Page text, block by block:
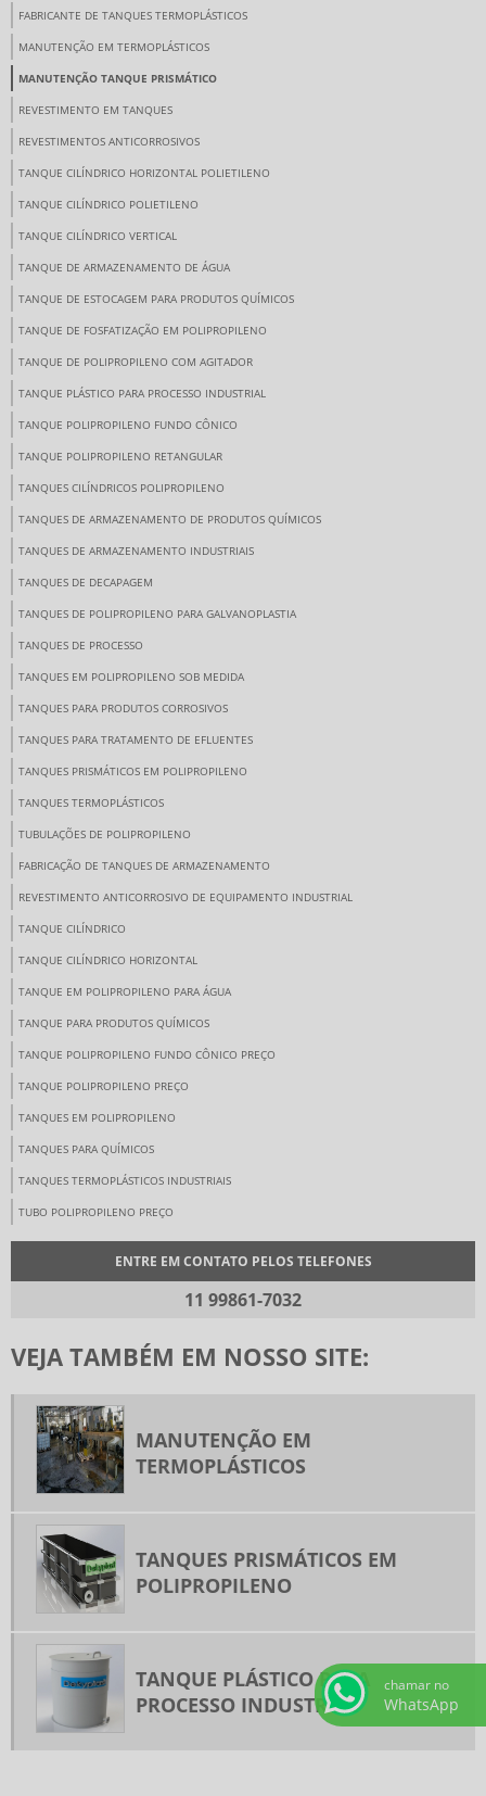
FABRICANTE DE TANQUES TERMOPLÁSTICOS
MANUTENÇÃO EM TERMOPLÁSTICOS
MANUTENÇÃO TANQUE PRISMÁTICO
REVESTIMENTO EM TANQUES
REVESTIMENTOS ANTICORROSIVOS
TANQUE CILÍNDRICO HORIZONTAL POLIETILENO
TANQUE CILÍNDRICO POLIETILENO
TANQUE CILÍNDRICO VERTICAL
TANQUE DE ARMAZENAMENTO DE ÁGUA
TANQUE DE ESTOCAGEM PARA PRODUTOS QUÍMICOS
TANQUE DE FOSFATIZAÇÃO EM POLIPROPILENO
TANQUE DE POLIPROPILENO COM AGITADOR
TANQUE PLÁSTICO PARA PROCESSO INDUSTRIAL
TANQUE POLIPROPILENO FUNDO CÔNICO
TANQUE POLIPROPILENO RETANGULAR
TANQUES CILÍNDRICOS POLIPROPILENO
TANQUES DE ARMAZENAMENTO DE PRODUTOS QUÍMICOS
TANQUES DE ARMAZENAMENTO INDUSTRIAIS
TANQUES DE DECAPAGEM
TANQUES DE POLIPROPILENO PARA GALVANOPLASTIA
TANQUES DE PROCESSO
TANQUES EM POLIPROPILENO SOB MEDIDA
TANQUES PARA PRODUTOS CORROSIVOS
TANQUES PARA TRATAMENTO DE EFLUENTES
TANQUES PRISMÁTICOS EM POLIPROPILENO
TANQUES TERMOPLÁSTICOS
TUBULAÇÕES DE POLIPROPILENO
FABRICAÇÃO DE TANQUES DE ARMAZENAMENTO
REVESTIMENTO ANTICORROSIVO DE EQUIPAMENTO INDUSTRIAL
TANQUE CILÍNDRICO
TANQUE CILÍNDRICO HORIZONTAL
TANQUE EM POLIPROPILENO PARA ÁGUA
TANQUE PARA PRODUTOS QUÍMICOS
TANQUE POLIPROPILENO FUNDO CÔNICO PREÇO
TANQUE POLIPROPILENO PREÇO
TANQUES EM POLIPROPILENO
TANQUES PARA QUÍMICOS
TANQUES TERMOPLÁSTICOS INDUSTRIAIS
TUBO POLIPROPILENO PREÇO
ENTRE EM CONTATO PELOS TELEFONES
11 99861-7032
VEJA TAMBÉM EM NOSSO SITE:
MANUTENÇÃO EM
TERMOPLÁSTICOS
TANQUES PRISMÁTICOS EM
POLIPROPILENO
TANQUE PLÁSTICO PARA
PROCESSO INDUSTRIAL
chamar no
WhatsApp